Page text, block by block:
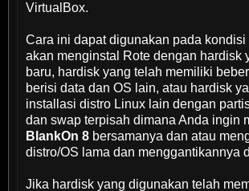
VirtualBox.
Cara ini dapat digunakan pada kondisi
akan menginstal Rote dengan hardisk
baru, hardisk yang telah memiliki
berisi data dan OS lain, atau hardisk
installasi distro Linux lain dengan
dan swap terpisah dimana Anda ingin
BlankOn 8 bersamanya dan atau
distro/OS lama dan menggantikannya
Jika hardisk yang digunakan telah